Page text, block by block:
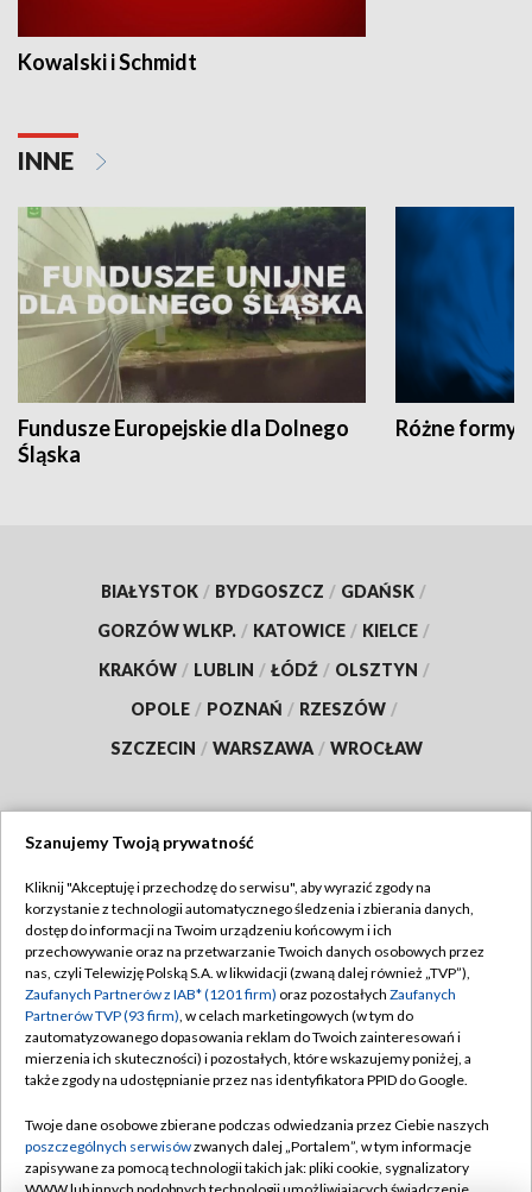
Kowalski i Schmidt
INNE
Fundusze Europejskie dla Dolnego
Śląska
Różne formy
BIAŁYSTOK / BYDGOSZCZ / GDAŃSK /
GORZÓW WLKP. / KATOWICE / KIELCE /
KRAKÓW / LUBLIN / ŁÓDŹ / OLSZTYN /
OPOLE / POZNAŃ / RZESZÓW /
SZCZECIN / WARSZAWA / WROCŁAW
TVP
Abonament TVP
Emisja w TVP
Centrum informacji TVP
Naziemna Telewizja Cyfrowa
Rada Programowa
System NOS
Regulamin TVP
Polityka prywatności
Moje zgody
Pomoc
Kontakt
Szanujemy Twoją prywatność
Kliknij "Akceptuję i przechodzę do serwisu", aby wyrazić zgody na
korzystanie z technologii automatycznego śledzenia i zbierania danych,
dostęp do informacji na Twoim urządzeniu końcowym i ich
przechowywanie oraz na przetwarzanie Twoich danych osobowych przez
nas, czyli Telewizję Polską S.A. w likwidacji (zwaną dalej również „TVP”),
Zaufanych Partnerów z IAB* (1201 firm) oraz pozostałych Zaufanych
Partnerów TVP (93 firm), w celach marketingowych (w tym do
zautomatyzowanego dopasowania reklam do Twoich zainteresowań i
mierzenia ich skuteczności) i pozostałych, które wskazujemy poniżej, a
także zgody na udostępnianie przez nas identyfikatora PPID do Google.
Twoje dane osobowe zbierane podczas odwiedzania przez Ciebie naszych
poszczególnych serwisówzwanych dalej „Portalem”, w tym informacje
zapisywane za pomocą technologii takich jak: pliki cookie, sygnalizatory